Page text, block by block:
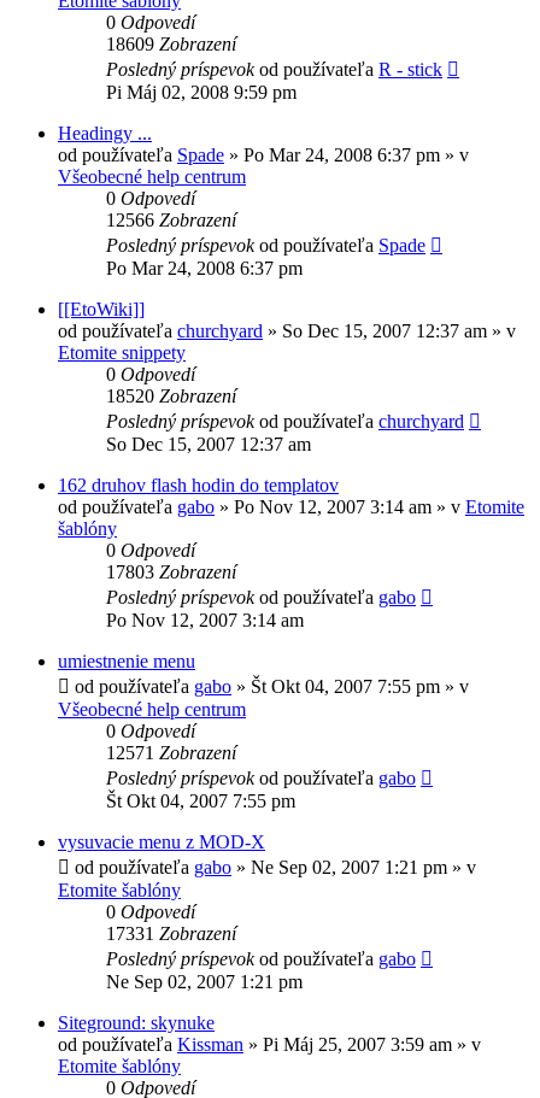
0 Odpovedí
18609 Zobrazení
Posledný príspevokod používateľa R - stick
Pi Máj 02, 2008 9:59 pm
Headingy ...
od používateľa Spade » Po Mar 24, 2008 6:37 pm » v
Všeobecné help centrum
0 Odpovedí
12566 Zobrazení
Posledný príspevokod používateľa Spade
Po Mar 24, 2008 6:37 pm
[[EtoWiki]]
od používateľa churchyard » So Dec 15, 2007 12:37 am » v
Etomite snippety
0 Odpovedí
18520 Zobrazení
Posledný príspevokod používateľa churchyard
So Dec 15, 2007 12:37 am
162 druhov flash hodin do templatov
od používateľa gabo » Po Nov 12, 2007 3:14 am » v Etomite
šablóny
0 Odpovedí
17803 Zobrazení
Posledný príspevokod používateľa gabo
Po Nov 12, 2007 3:14 am
umiestnenie menu
od používateľa gabo » Št Okt 04, 2007 7:55 pm » v
Všeobecné help centrum
0 Odpovedí
12571 Zobrazení
Posledný príspevokod používateľa gabo
Št Okt 04, 2007 7:55 pm
vysuvacie menu z MOD-X
od používateľa gabo » Ne Sep 02, 2007 1:21 pm » v
Etomite šablóny
0 Odpovedí
17331 Zobrazení
Posledný príspevokod používateľa gabo
Ne Sep 02, 2007 1:21 pm
Siteground: skynuke
od používateľa Kissman » Pi Máj 25, 2007 3:59 am » v
Etomite šablóny
0 Odpovedí